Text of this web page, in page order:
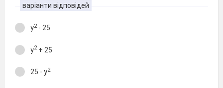
варіанти відповідей
y2- 25
y2+ 25
25 - y2